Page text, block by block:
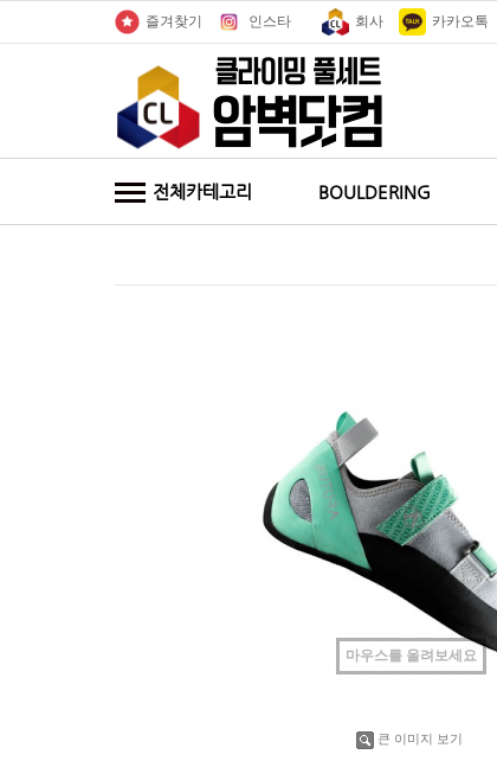
즐겨찾기 인스타 카카오톡
회사
전체카테고리 BOULDERING
마우스를 올려보세요
큰 이미지 보기